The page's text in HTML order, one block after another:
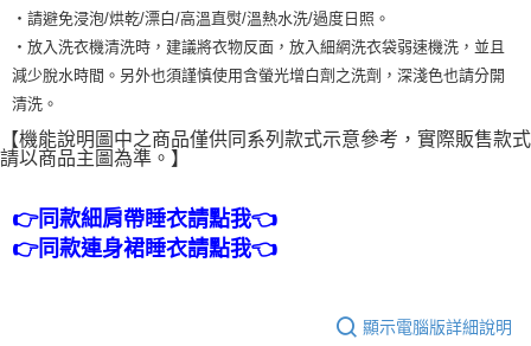
・請避免浸泡/烘乾/漂白/高溫直熨/溫熱水洗/過度日照。
・放入洗衣機清洗時，建議將衣物反面，放入細網洗衣袋弱速機洗，並且
減少脫水時間。另外也須謹慎使用含螢光增白劑之洗劑，深淺色也請分開
清洗。
【機能說明圖中之商品僅供同系列款式示意參考，實際販售款式
請以商品主圖為準。】
👉同款細肩帶睡衣請點我👈
👉同款連身裙睡衣請點我👈
顯示電腦版詳細說明